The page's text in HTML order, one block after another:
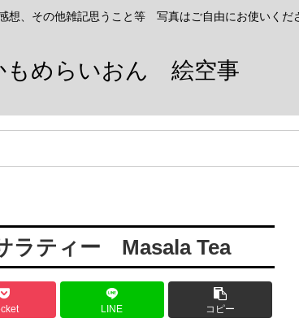
想、その他雑記思うこと等 写真はご自由にお使いく
もめらいおん 絵空事
ラティー Masala Tea
LINE コピー